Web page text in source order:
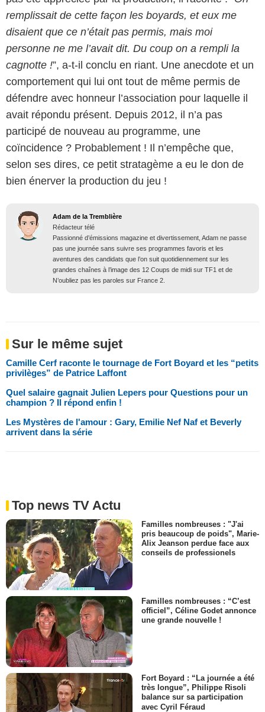
remplissait de cette façon les boyards, et eux me
disaient que ce n’était pas permis, mais moi
personne ne me l’avait dit. Du coup on a rempli la
cagnotte !”, a-t-il conclu en riant. Une anecdote et un
comportement qui lui ont tout de même permis de
défendre avec honneur l’association pour laquelle il
avait répondu présent. Depuis 2012, il n’a pas
participé de nouveau au programme, une
coïncidence ? Probablement ! Il n’empêche que,
selon ses dires, ce petit stratagème a eu le don de
bien énerver la production du jeu !
Adam de la Tremblière
Rédacteur télé
Passionné d’émissions magazine et divertissement, Adam ne passe
pas une journée sans suivre ses programmes favoris et les
aventures des candidats que l’on suit quotidiennement sur les
grandes chaînes à l’image des 12 Coups de midi sur TF1 et de
N’oubliez pas les paroles sur France 2.
Sur le même sujet
Camille Cerf raconte le tournage de Fort Boyard et les “petits
privilèges” de Patrice Laffont
Quel salaire gagnait Julien Lepers pour Questions pour un
champion ? Il répond enfin !
Les Mystères de l'amour : Gary, Emilie Nef Naf et Beverly
arrivent dans la série
Top news TV Actu
Familles nombreuses : "J'ai
pris beaucoup de poids", Marie-
Alix Jeanson perdue face aux
conseils de professionels
Familles nombreuses : “C’est
officiel”, Céline Godet annonce
une grande nouvelle !
Fort Boyard : “La journée a été
très longue”, Philippe Risoli
balance sur sa participation
avec Cyril Féraud